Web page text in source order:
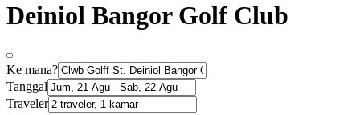
Deiniol Bangor Golf Club
Ke mana?
Tanggal
Traveler